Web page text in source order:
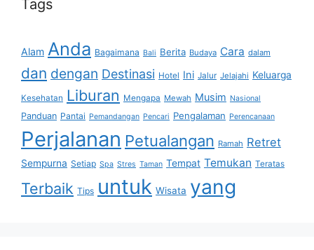
Tags
Alam Anda Bagaimana Bali Berita Budaya Cara dalam
dan dengan Destinasi Hotel Ini Jalur Jelajahi Keluarga
Kesehatan Liburan Mengapa Mewah Musim Nasional
Panduan Pantai Pemandangan Pencari Pengalaman Perencanaan
Perjalanan Petualangan Ramah Retret
Sempurna Setiap Spa Stres Taman Tempat Temukan Teratas
Terbaik Tips untuk Wisata yang